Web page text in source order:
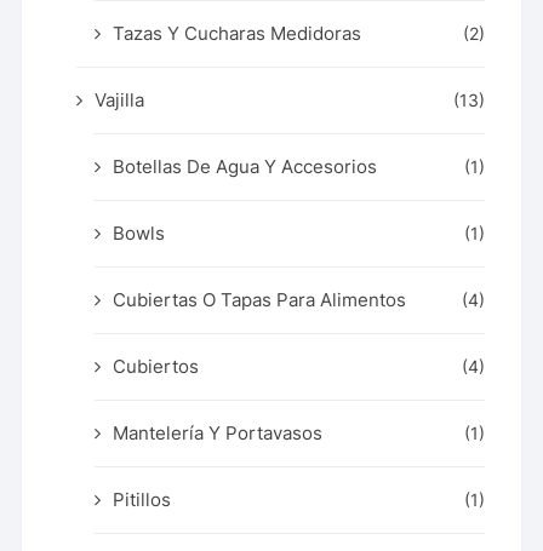
Tazas Y Cucharas Medidoras (2)
Vajilla (13)
Botellas De Agua Y Accesorios (1)
Bowls (1)
Cubiertas O Tapas Para Alimentos (4)
Cubiertos (4)
Mantelería Y Portavasos (1)
Pitillos (1)